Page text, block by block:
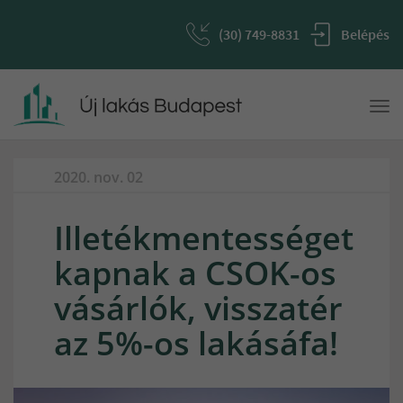
Belépés
(30) 749-8831
2020. nov. 02
Illetékmentességet
kapnak a CSOK-os
vásárlók, visszatér
az 5%-os lakásáfa!